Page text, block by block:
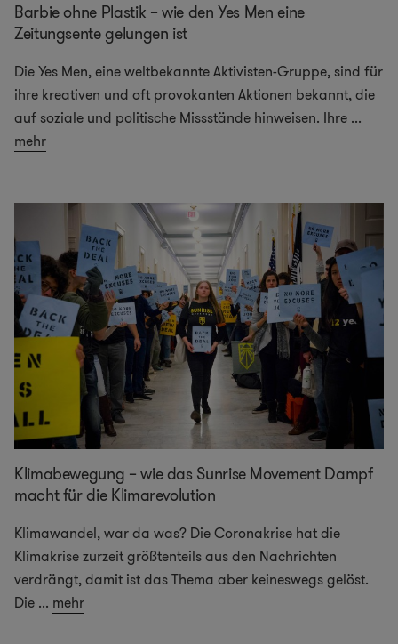
Barbie ohne Plastik – wie den Yes Men eine
Zeitungsente gelungen ist
Die Yes Men, eine weltbekannte Aktivisten-Gruppe, sind für
ihre kreativen und oft provokanten Aktionen bekannt, die
auf soziale und politische Missstände hinweisen. Ihre ...
mehr
Klimabewegung – wie das Sunrise Movement Dampf
macht für die Klimarevolution
Klimawandel, war da was? Die Coronakrise hat die
Klimakrise zurzeit größtenteils aus den Nachrichten
verdrängt, damit ist das Thema aber keineswegs gelöst.
Die ... mehr